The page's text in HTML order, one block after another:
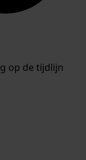
op de tijdlijn